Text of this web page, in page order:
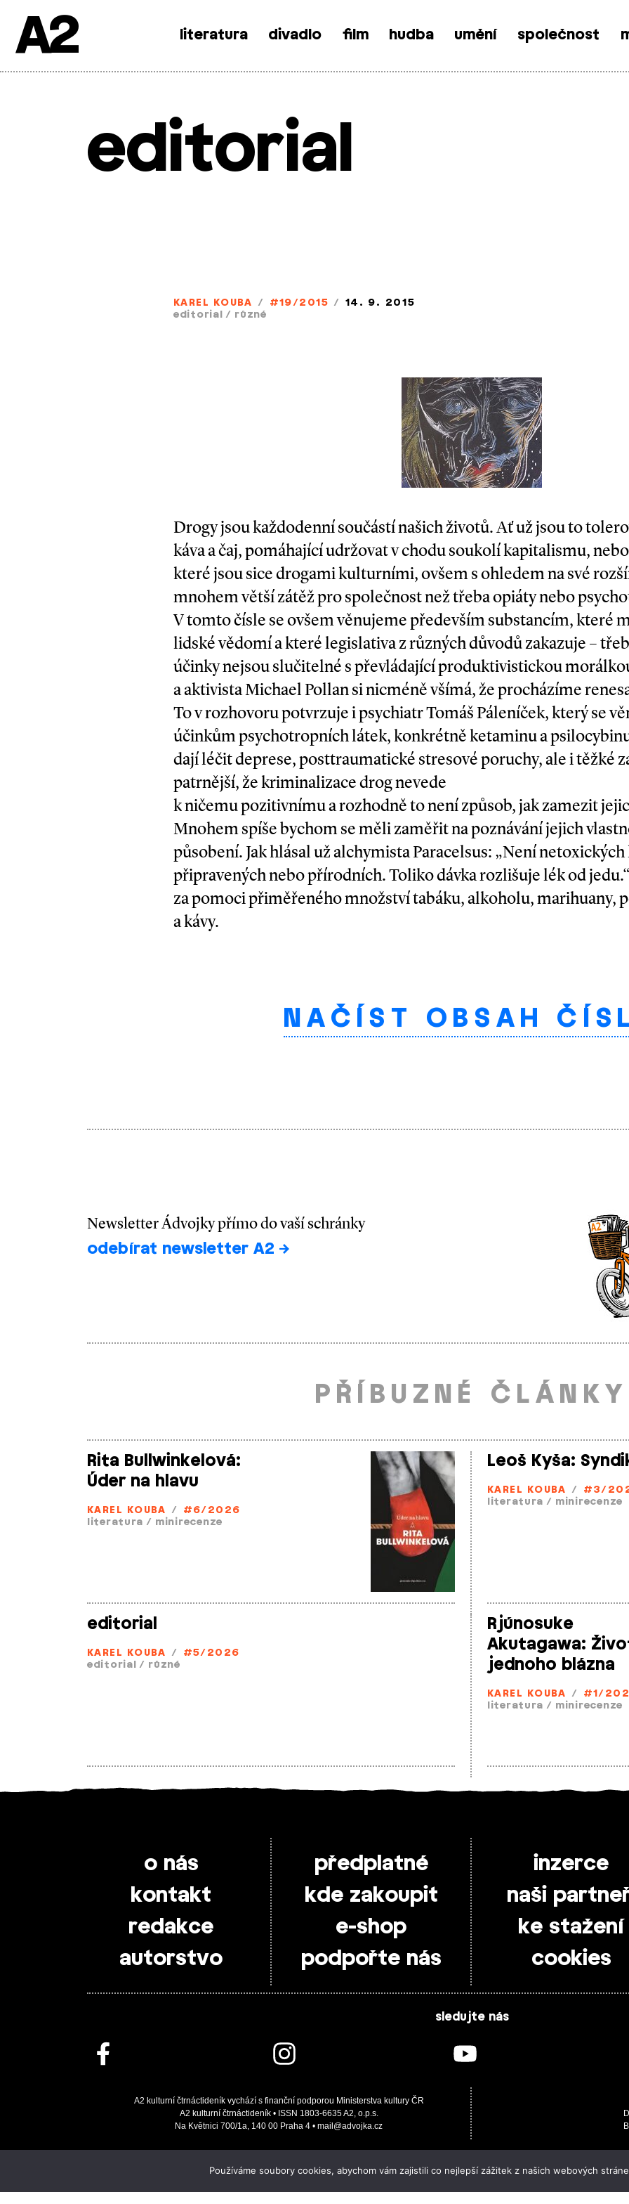
SkipA2 literatura divadlo film hudba umění společnost
editorial
KAREL KOUBA / #19/2015 / 14. 9. 2015
editorial / různé
Drogy jsou každodenní součástí našich životů. Ať už jsou to
káva a čaj, pomáhající udržovat v chodu soukolí kapitalismu,
které jsou sice drogami kulturními, ovšem s ohledem na své
mnohem větší zátěž pro společnost než třeba opiáty nebo
V tomto čísle se ovšem věnujeme především substancím, které
lidské vědomí a které legislativa z různých důvodů zakazuje –
účinky nejsou slučitelné s převládající produktivistickou
a aktivista Michael Pollan si nicméně všímá, že procházíme
To v rozhovoru potvrzuje i psychiatr Tomáš Páleníček, který se
účinkům psychotropních látek, konkrétně ketaminu a
dají léčit deprese, posttraumatické stresové poruchy, ale i těžké
patrnější, že kriminalizace drog nevede
k ničemu pozitivnímu a rozhodně to není způsob, jak zamezit
Mnohem spíše bychom se měli zaměřit na poznávání jejich
působení. Jak hlásal už alchymista Paracelsus: „Není
připravených nebo přírodních. Toliko dávka rozlišuje lék od
za pomoci přiměřeného množství tabáku, alkoholu, marihuany,
a kávy.
NAČÍST OBSAH
Newsletter Ádvojky přímo do vaší schránky
odebírat newsletter A2
PŘÍBUZNÉ ČLÁNKY
Rita Bullwinkelová:
Úder na hlavu
KAREL KOUBA /
#6/2026
literatura / minirecenze
Leoš Kyša:
KAREL KOUBA /
#3/
literatura / minirecenze
editorial
KAREL KOUBA /
#5/2026
editorial / různé
Rjúnosuke
Akutagawa:
jednoho blázna
KAREL KOUBA /
#1/
literatura / minirecenze
o nás
kontakt
redakce
autorstvo
předplatné
kde zakoupit
e-shop
podpořte nás
inzerce
naši
ke stažení
cookies
sledujte nás
A2 kulturní čtrnáctideník vychází s finanční podporou Ministerstva kultury ČR
A2 kulturní čtrnáctideník • ISSN 1803-6635 A2, o.p.s.
Na Květnici 700/1a, 140 00 Praha 4 • mail@advojka.cz
Používáme soubory cookies, abychom vám zajistili co nejlepší zážitek z našich webových